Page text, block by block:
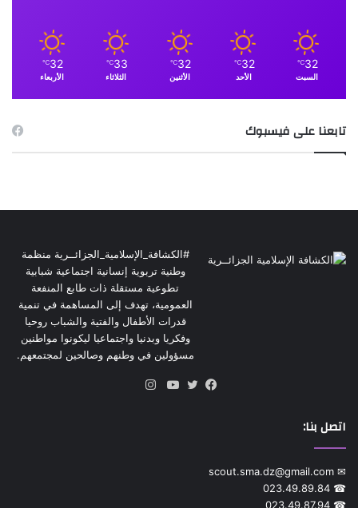
32
℃
السبت
32
℃
الأحد
32
℃
الأثنين
33
℃
الثلاثاء
32
℃
الأربعاء
تابعنا على فيسبوك
#الكشافة_الإسلامية_الجزائــرية منظمة
وطنية تربوية إنسانية اجتماعية شبابية
تطوعية مستقلة ذات طابع المنفعة
العمومية، تهدف إلى المساهمة في تنمية
قدرات الأطفال والفتية والشباب روحيا
وفكريا وبدنيا واجتماعيا ليكونوا مواطنين
مسؤولين في وطنهم وصالحين لمجتمعهم.
اتصل بنا:
✉ scout.sma.dz@gmail.com
☎ 023.49.89.84
☎ 023.49.87.94